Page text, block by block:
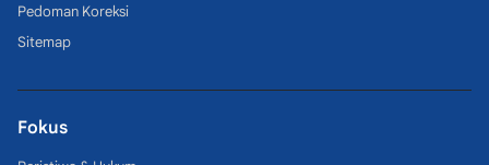
Pedoman Koreksi
Sitemap
Fokus